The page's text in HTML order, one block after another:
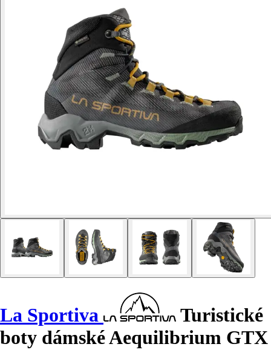
La Sportiva
Turistické
boty dámské Aequilibrium GTX